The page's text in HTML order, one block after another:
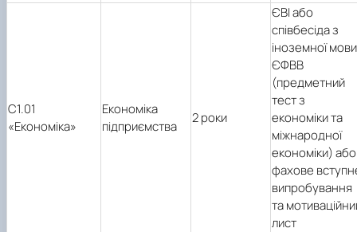
C1.01
«Економіка»
Економіка
підприємства
2 роки
ЄВІ або
співбесіда з
іноземної
ЄФВВ
(предметний
тест з
економіки та
міжнародної
економіки) або
фахове
випробування
та
лист